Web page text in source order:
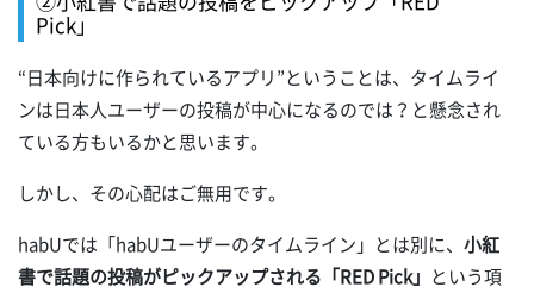
Pick」
“日本向けに作られているアプリ”ということは、タイムライ
ンは日本人ユーザーの投稿が中心になるのでは？と懸念され
ている方もいるかと思います。
しかし、その心配はご無用です。
habUでは「habUユーザーのタイムライン」とは別に、 小紅
書で話題の投稿がピックアップされる「RED Pick」 という項